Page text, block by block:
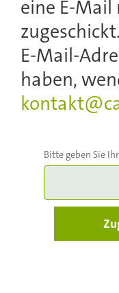
eine E-
E-Mail-
haben,
Bitte geben Sie